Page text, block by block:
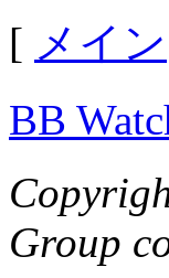
[ メイン
BB
Group